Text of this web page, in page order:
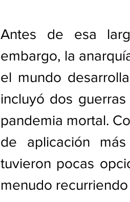
Antes de esa
embargo, la
el mundo
incluyó dos
pandemia mortal.
de aplicación
tuvieron pocas
menudo